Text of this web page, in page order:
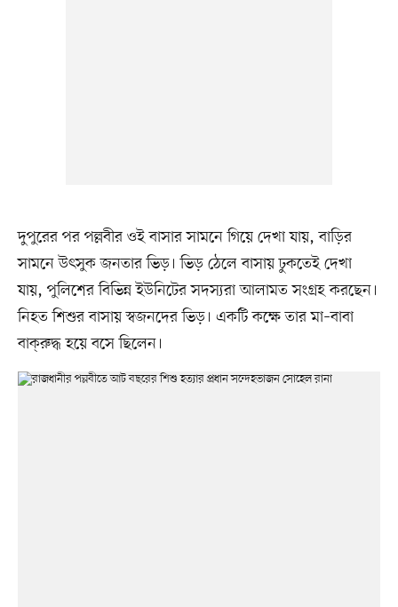
দুপুরের পর পল্লবীর ওই বাসার সামনে গিয়ে দেখা যায়, বাড়ির
সামনে উৎসুক জনতার ভিড়। ভিড় ঠেলে বাসায় ঢুকতেই দেখা
যায়, পুলিশের বিভিন্ন ইউনিটের সদস্যরা আলামত সংগ্রহ করছেন।
নিহত শিশুর বাসায় স্বজনদের ভিড়। একটি কক্ষে তার মা–বাবা
বাক্‌রুদ্ধ হয়ে বসে ছিলেন।